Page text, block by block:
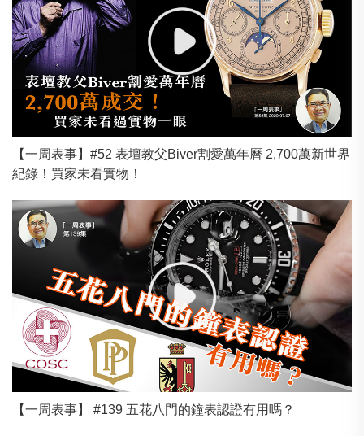
【一周表事】#52 表壇教父Biver割愛萬年曆 2,700萬新世界
紀錄！買家未看實物！
【一周表事】 #139 五花八門的鐘表認證有用嗎？